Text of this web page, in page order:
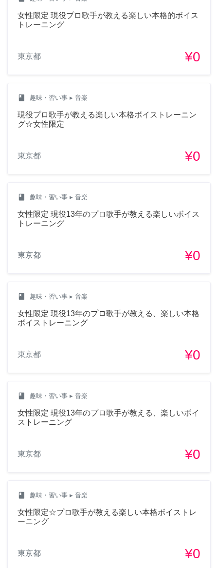
女性限定 現役プロ歌手が教える楽しい本格的ボイス
トレーニング
東京都 ¥0
class 趣味・習い事 ▸ 音楽
現役プロ歌手が教える楽しい本格ボイストレーニン
グ☆女性限定
東京都 ¥0
class 趣味・習い事 ▸ 音楽
女性限定 現役13年のプロ歌手が教える楽しいボイス
トレーニング
東京都 ¥0
class 趣味・習い事 ▸ 音楽
女性限定 現役13年のプロ歌手が教える、楽しい本格
ボイストレーニング
東京都 ¥0
class 趣味・習い事 ▸ 音楽
女性限定 現役13年のプロ歌手が教える、楽しいボイ
ストレーニング
東京都 ¥0
class 趣味・習い事 ▸ 音楽
女性限定☆プロ歌手が教える楽しい本格ボイストレ
ーニング
東京都 ¥0